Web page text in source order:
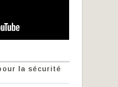
la sécurité